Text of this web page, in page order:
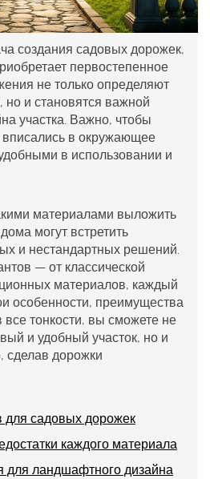
создания садовых дорожек,
первостепенное
не только определяют
и становятся важной
участка. Важно, чтобы
в окружающее
в использовании и
материалами выложить
могут встретить
и нестандартных решений.
— от классической
материалов, каждый
особенности, преимущества
все тонкости, вы сможете не
и удобный участок, но и
сделав дорожки
садовых дорожек
каждого материала
ландшафтного дизайна